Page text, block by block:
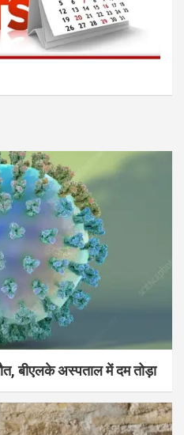
बीएलके अस्पताल में दम तोड़ा